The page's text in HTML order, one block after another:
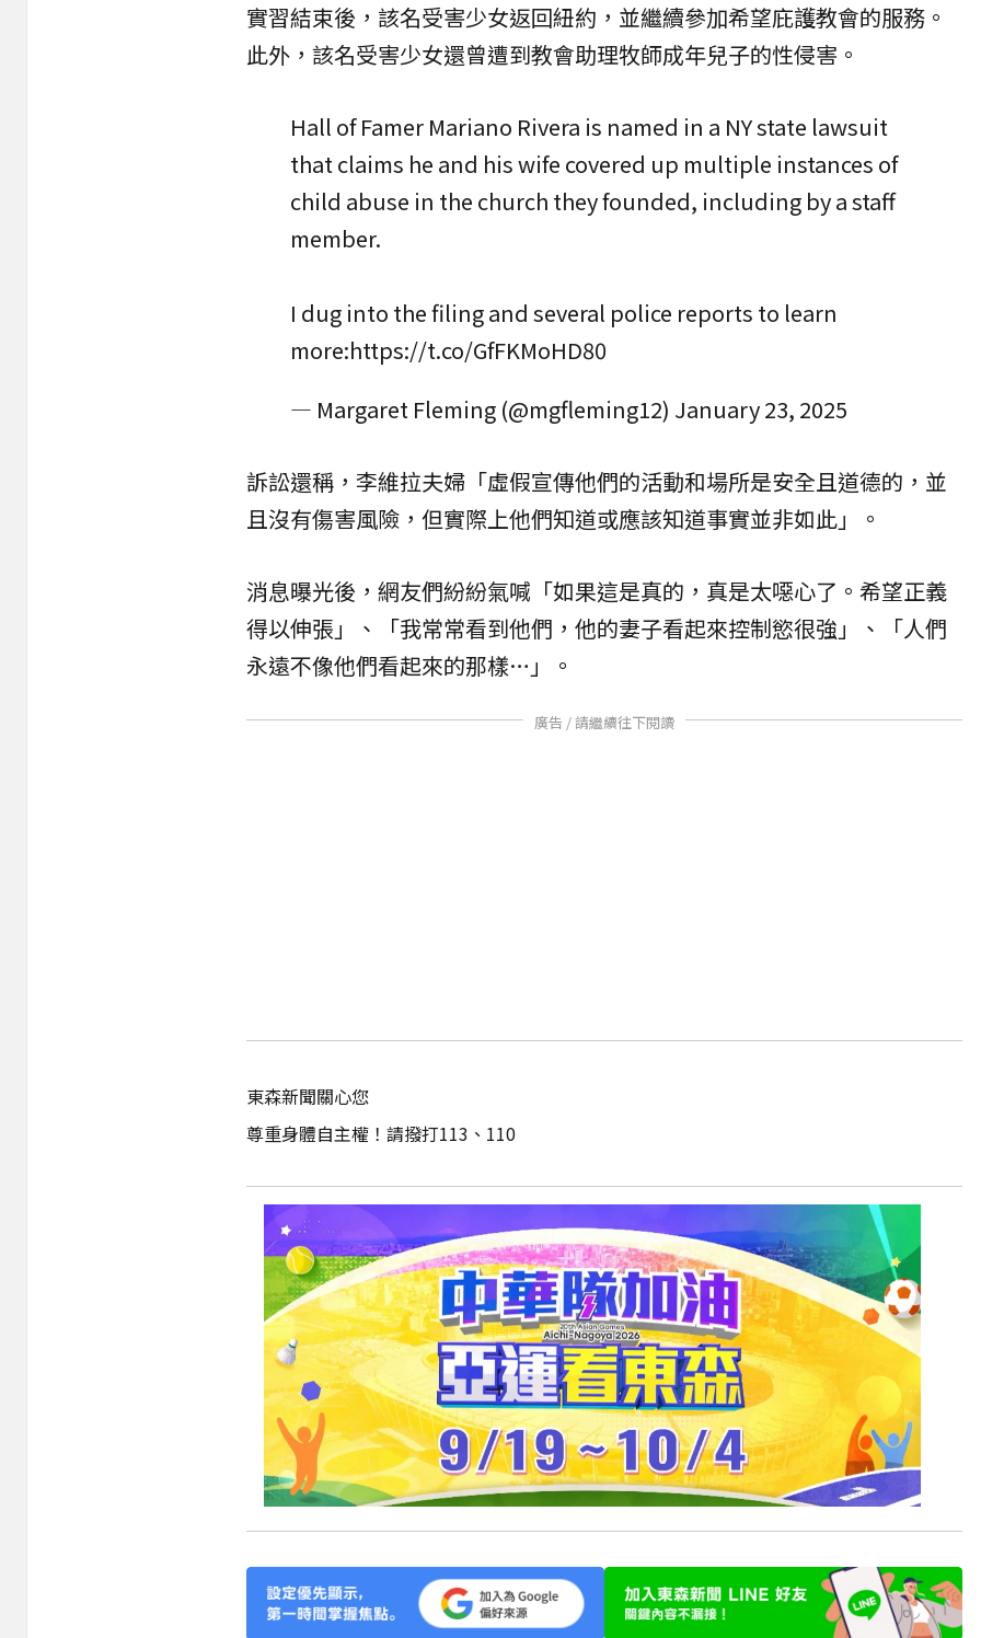
實習結束後，該名受害少女返回紐約，並繼續參加希望庇護教會的服務。
此外，該名受害少女還曾遭到教會助理牧師成年兒子的性侵害。
Hall of Famer Mariano Rivera is named in a NY state lawsuit
that claims he and his wife covered up multiple instances of
child abuse in the church they founded, including by a staff
member.
I dug into the filing and several police reports to learn
more:https://t.co/GfFKMoHD80
— Margaret Fleming (@mgfleming12) January 23, 2025
訴訟還稱，李維拉夫婦「虛假宣傳他們的活動和場所是安全且道德的，並
且沒有傷害風險，但實際上他們知道或應該知道事實並非如此」。
消息曝光後，網友們紛紛氣喊「如果這是真的，真是太噁心了。希望正義
得以伸張」、「我常常看到他們，他的妻子看起來控制慾很強」、「人們
永遠不像他們看起來的那樣…」。
廣告 / 請繼續往下閱讀
東森新聞關心您
尊重身體自主權！請撥打113、110